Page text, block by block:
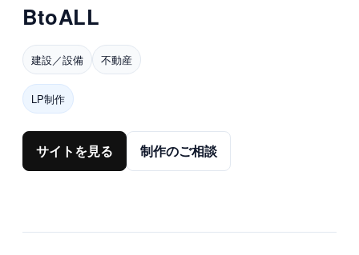
BtoALL
建設／設備 不動産
LP制作
サイトを見る 制作のご相談